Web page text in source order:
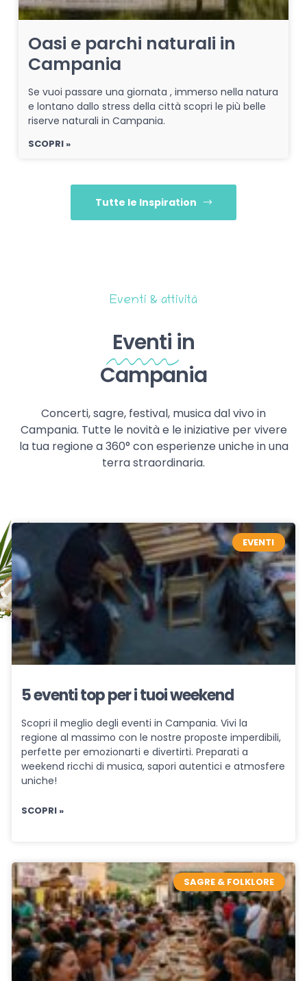
Oasi e parchi naturali in
Campania
Se vuoi passare una giornata , immerso nella natura
e lontano dallo stress della città scopri le più belle
riserve naturali in Campania.
SCOPRI »
Tutte le Inspiration
Eventi & attività
Eventi in
Campania
Concerti, sagre, festival, musica dal vivo in
Campania. Tutte le novità e le iniziative per vivere
la tua regione a 360° con esperienze uniche in una
terra straordinaria.
EVENTI
5 eventi top per i tuoi weekend
Scopri il meglio degli eventi in Campania. Vivi la
regione al massimo con le nostre proposte imperdibili,
perfette per emozionarti e divertirti. Preparati a
weekend ricchi di musica, sapori autentici e atmosfere
uniche!
SCOPRI »
SAGRE & FOLKLORE